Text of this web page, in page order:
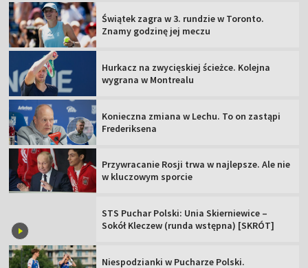
Świątek zagra w 3. rundzie w Toronto.
Znamy godzinę jej meczu
Hurkacz na zwycięskiej ścieżce. Kolejna
wygrana w Montrealu
Konieczna zmiana w Lechu. To on zastąpi
Frederiksena
Przywracanie Rosji trwa w najlepsze. Ale nie
w kluczowym sporcie
STS Puchar Polski: Unia Skierniewice –
Sokół Kleczew (runda wstępna) [SKRÓT]
Niespodzianki w Pucharze Polski.